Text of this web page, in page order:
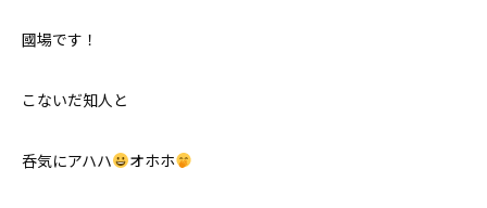
國場です！
こないだ知人と
呑気にアハハ オホホ